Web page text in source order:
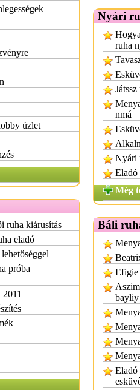
üzlet
ruha kiárusítás
eladó
próba
Nyári
ruha
nmá
Nyári
Eladó
Még
Báli
Efigie
bayliy
Eladó